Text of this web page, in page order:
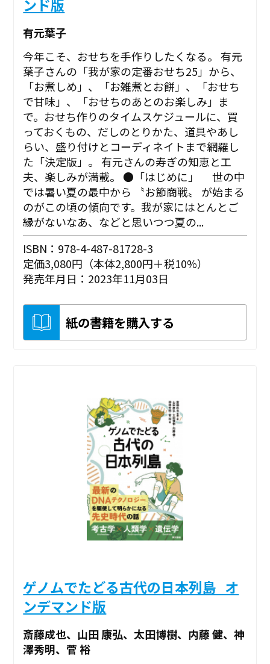
ンド版
有元葉子
今年こそ、おせちを手作りしたくなる。 有元
葉子さんの「我が家の定番おせち25」から、
「お煮しめ」、「お雑煮とお餅」、「おせち
で甘味」、「おせちのあとのお楽しみ」ま
で。おせち作りのタイムスケジュールに、買
っておくもの、だしのとりかた、道具やあし
らい、盛り付けとコーディネイトまで網羅し
た「決定版」。 有元さんの寿ぎの知恵と工
夫、楽しみが満載。 ●「はじめに」 世の中
では暑い夏の最中から 〝お節商戦〟 が始まる
のがこの頃の傾向です。我が家にはとんとご
縁がないなあ、などと思いつつ夏の...
ISBN：978-4-487-81728-3
定価3,080円（本体2,800円＋税10%）
発売年月日：2023年11月03日
紙の書籍を購入する
ゲノムでたどる古代の日本列島_オ
ンデマンド版
斎藤成也、山田 康弘、太田博樹、内藤 健、神
澤秀明、菅 裕